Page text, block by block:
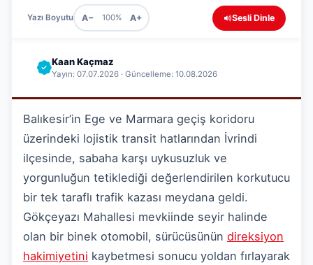
Yazı Boyutu A− 100% A+ Sesli Dinle
Kaan Kaçmaz
Yayın: 07.07.2026 · Güncelleme: 10.08.2026
Balıkesir’in Ege ve Marmara geçiş koridoru
üzerindeki lojistik transit hatlarından İvrindi
ilçesinde, sabaha karşı uykusuzluk ve
yorgunluğun tetiklediği değerlendirilen korkutucu
bir tek taraflı trafik kazası meydana geldi.
Gökçeyazı Mahallesi mevkiinde seyir halinde
olan bir binek otomobil, sürücüsünün direksiyon
hakimiyetini kaybetmesi sonucu yoldan fırlayarak